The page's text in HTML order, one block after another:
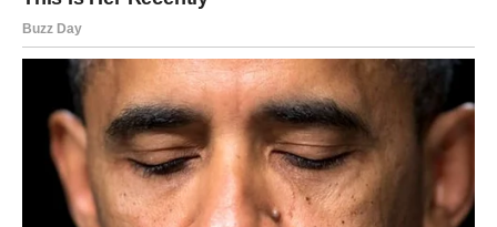
Tokom narednog perioda mogli biste saznati nešto što će
vam potpuno promijeniti pogled na jednu osobu.
Moguće je priznanje, iskren razgovor ili situacija tokom
koje ćete konačno shvatiti kome zaista možete vjerovati.
Iako bi vas istina na početku mogla iznenaditi, kasnije
ćete shvatiti da vam je bila potrebna kako biste nastavili